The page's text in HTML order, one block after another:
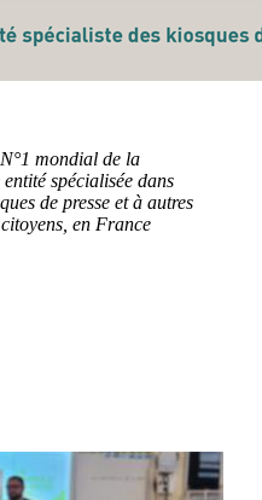
mondial de la
spécialisée dans
de presse et à autres
en France